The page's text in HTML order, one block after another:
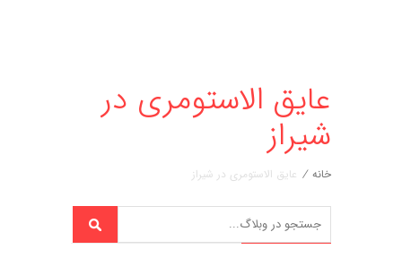
عایق الاستومری در
شیراز
خانه / عایق الاستومری در شیراز